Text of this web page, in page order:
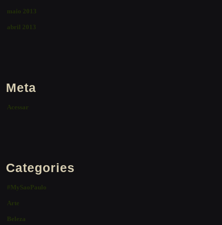
maio 2013
abril 2013
Meta
Acessar
Categories
#MySaoPaulo
Arte
Beleza